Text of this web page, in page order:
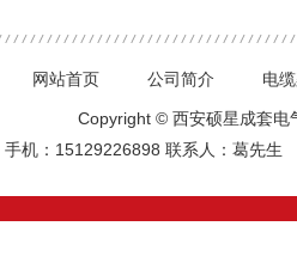
网站首页 公司简介 电
Copyright © 西安硕星成套
手机：15129226898 联系人：葛先生